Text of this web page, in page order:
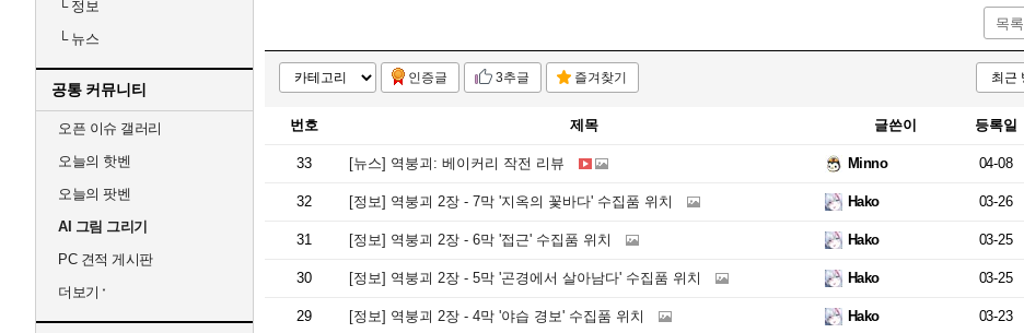
└정보
└뉴스
공통 커뮤니티
오픈 이슈 갤러리
오늘의 핫벤
오늘의 팟벤
AI 그림 그리기
PC 견적 게시판
더보기
목록
인증글 3추글 즐겨찾기
번호 제목 글쓴이 등록일
33 [뉴스] 역붕괴: 베이커리 작전 리뷰 Minno 04-08
32 [정보] 역붕괴 2장 - 7막 '지옥의 꽃바다' 수집품 위치 Hako 03-26
31 [정보] 역붕괴 2장 - 6막 '접근' 수집품 위치 Hako 03-25
30 [정보] 역붕괴 2장 - 5막 '곤경에서 살아남다' 수집품 위치 Hako 03-25
29 [정보] 역붕괴 2장 - 4막 '야습 경보' 수집품 위치 Hako 03-23